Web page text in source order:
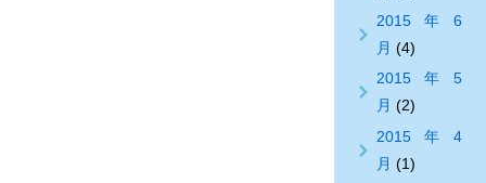
2015年6
月 (4)
2015年5
月 (2)
2015年4
月 (1)